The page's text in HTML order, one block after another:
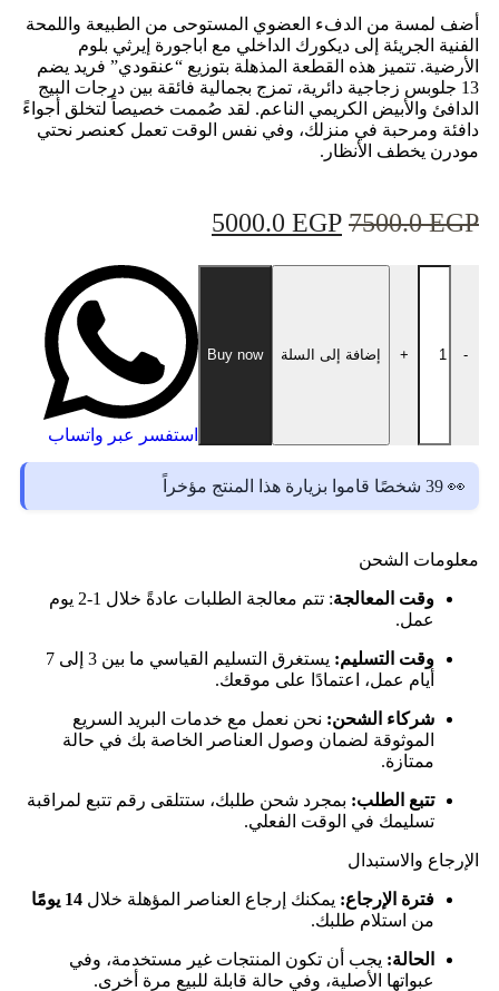
أضف لمسة من الدفء العضوي المستوحى من الطبيعة واللمحة
الفنية الجريئة إلى ديكورك الداخلي مع اباجورة إيرثي بلوم
الأرضية. تتميز هذه القطعة المذهلة بتوزيع “عنقودي” فريد يضم
13 جلوبس زجاجية دائرية، تمزج بجمالية فائقة بين درجات البيج
الدافئ والأبيض الكريمي الناعم. لقد صُممت خصيصاً لتخلق أجواءً
دافئة ومرحبة في منزلك، وفي نفس الوقت تعمل كعنصر نحتي
مودرن يخطف الأنظار.
7500.0EGP
5000.0 EGP
-
+ إضافة إلى السلة Buy now
استفسر عبر واتساب
👀 39 شخصًا قاموا بزيارة هذا المنتج مؤخراً
معلومات الشحن
وقت المعالجة
: تتم معالجة الطلبات عادةً خلال 1-2 يوم
عمل.
وقت التسليم:
يستغرق التسليم القياسي ما بين 3 إلى 7
أيام عمل، اعتمادًا على موقعك.
شركاء الشحن: نحن نعمل مع خدمات البريد السريع
الموثوقة لضمان وصول العناصر الخاصة بك في حالة
ممتازة.
تتبع الطلب: بمجرد شحن طلبك، ستتلقى رقم تتبع لمراقبة
تسليمك في الوقت الفعلي.
الإرجاع والاستبدال
فترة الإرجاع: يمكنك إرجاع العناصر المؤهلة خلال
من استلام طلبك.
الحالة: يجب أن تكون المنتجات غير مستخدمة، وفي
عبواتها الأصلية، وفي حالة قابلة للبيع مرة أخرى.